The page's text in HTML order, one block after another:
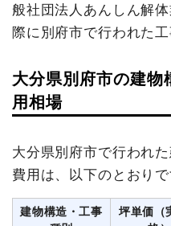
般社団法人あんしん解
際に別府市で行われた
大分県別府市の建物
用相場
大分県別府市で行われ
費用は、以下のとおりで
建物構造・工事
坪単価（